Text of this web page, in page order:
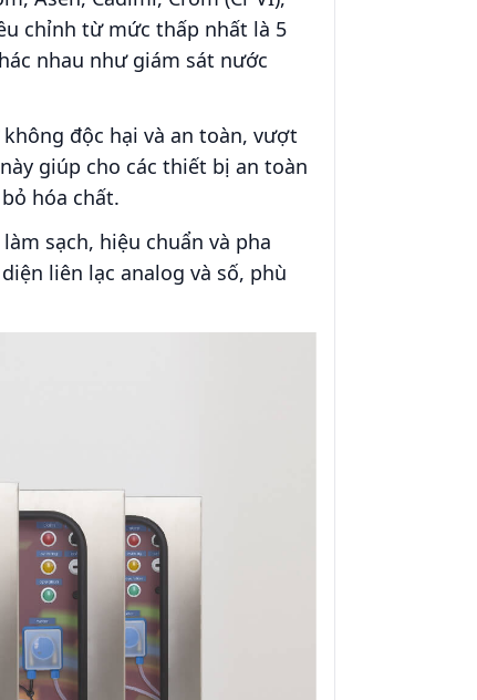
chỉnh từ mức thấp nhất là 5
nhau như giám sát nước
độc hại và an toàn, vượt
giúp cho các thiết bị an toàn
hóa chất.
sạch, hiệu chuẩn và pha
liên lạc analog và số, phù